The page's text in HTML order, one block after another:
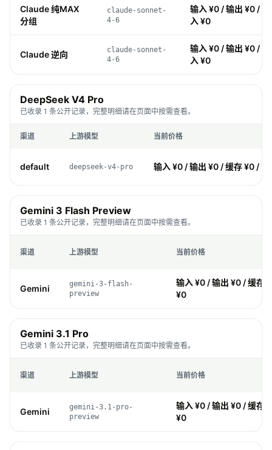
Claude 纯MAX
分组
claude-sonnet-
4-6
输入 ¥0 / 输出 ¥0 /
入 ¥0
Claude 逆向
claude-sonnet-
4-6
输入 ¥0 / 输出 ¥0 /
入 ¥0
DeepSeek V4 Pro
已收录 1 条公开记录，完整明细请在页面中按需查看。
渠道 上游模型 当前价格
default deepseek-v4-pro 输入 ¥0 / 输出 ¥0 / 缓存 ¥0 / 写
Gemini 3 Flash Preview
已收录 1 条公开记录，完整明细请在页面中按需查看。
渠道 上游模型 当前价格
Gemini
gemini-3-flash-
preview
输入 ¥0 / 输出 ¥0 / 缓存
¥0
Gemini 3.1 Pro
已收录 1 条公开记录，完整明细请在页面中按需查看。
渠道 上游模型 当前价格
Gemini
gemini-3.1-pro-
preview
输入 ¥0 / 输出 ¥0 / 缓存
¥0